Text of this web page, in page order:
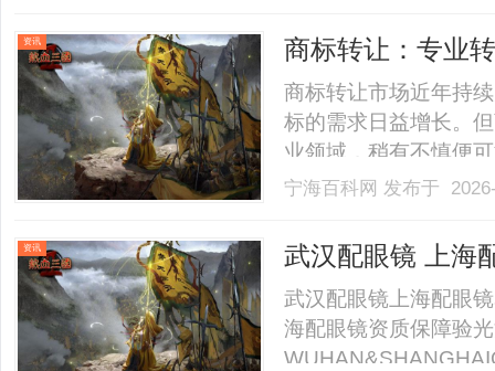
40%-60%优惠，兼顾
资讯 商标转让：专业
商标转让市场近年持
标的需求日益增长。
业领域，稍有不慎便
准化流程、法律风险
择标准，助您高效完
解.........
宁海百科网 发布于
资讯 武汉配眼镜 上海
武汉配眼镜上海配眼
海配眼镜资质保障验